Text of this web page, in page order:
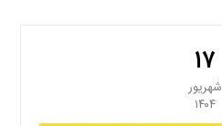
۱۷
شهریور
۱۴۰۴